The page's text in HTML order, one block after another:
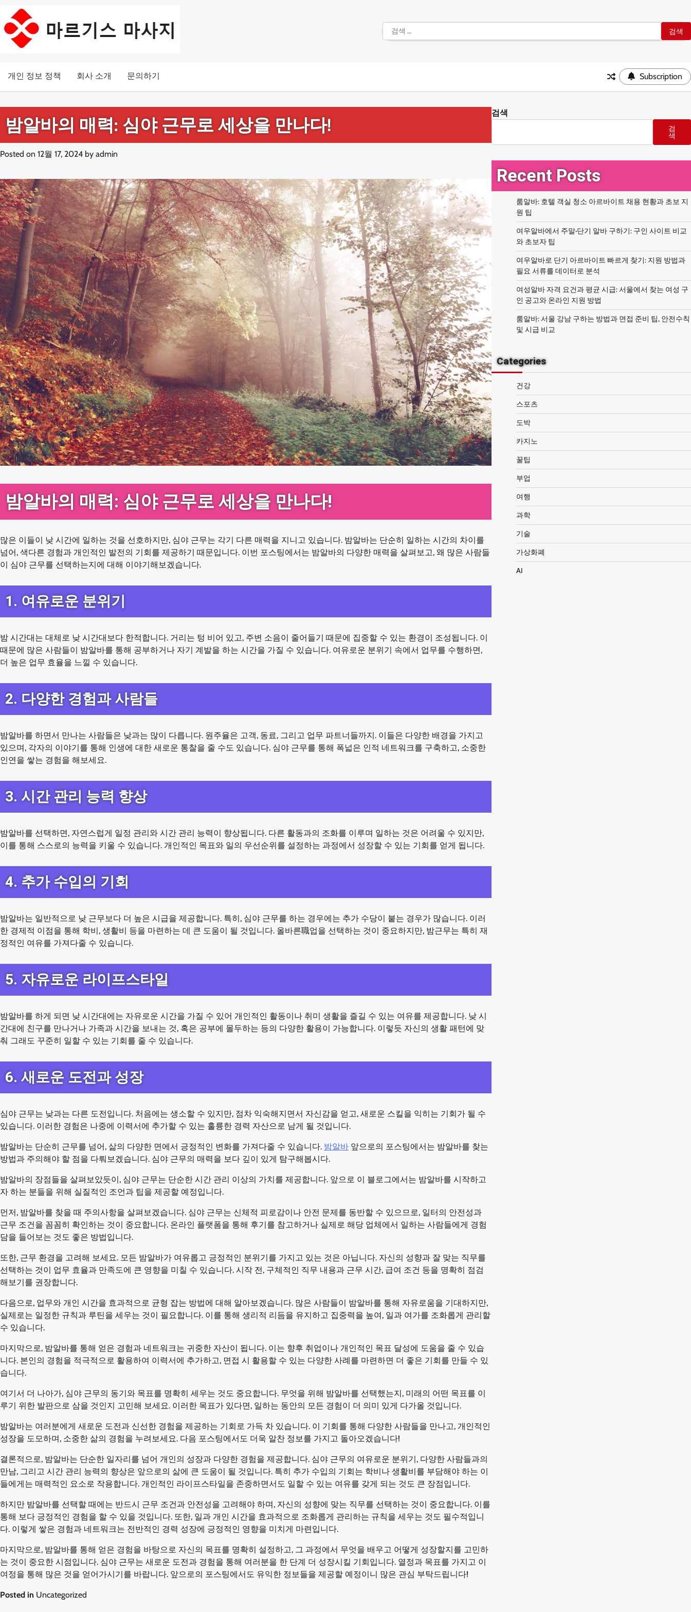
content
색:
개인 정보 정책 회사 소개 문의하기 Subscription
밤알바의 매력: 심야 근무로 세상을 만나다!
Posted on 12월 17, 2024 by admin
밤알바의 매력: 심야 근무로 세상을 만나다!
많은 이들이 낮 시간에 일하는 것을 선호하지만, 심야 근무는 각기 다른 매력을 지니고 있습니다. 밤알바는 단순히 일하는 시간의 차이를
넘어, 색다른 경험과 개인적인 발전의 기회를 제공하기 때문입니다. 이번 포스팅에서는 밤알바의 다양한 매력을 살펴보고, 왜 많은 사람들
이 심야 근무를 선택하는지에 대해 이야기해보겠습니다.
1. 여유로운 분위기
밤 시간대는 대체로 낮 시간대보다 한적합니다. 거리는 텅 비어 있고, 주변 소음이 줄어들기 때문에 집중할 수 있는 환경이 조성됩니다. 이
때문에 많은 사람들이 밤알바를 통해 공부하거나 자기 계발을 하는 시간을 가질 수 있습니다. 여유로운 분위기 속에서 업무를 수행하면,
더 높은 업무 효율을 느낄 수 있습니다.
2. 다양한 경험과 사람들
밤알바를 하면서 만나는 사람들은 낮과는 많이 다릅니다. 원주율은 고객, 동료, 그리고 업무 파트너들까지. 이들은 다양한 배경을 가지고
있으며, 각자의 이야기를 통해 인생에 대한 새로운 통찰을 줄 수도 있습니다. 심야 근무를 통해 폭넓은 인적 네트워크를 구축하고, 소중한
인연을 쌓는 경험을 해보세요.
3. 시간 관리 능력 향상
밤알바를 선택하면, 자연스럽게 일정 관리와 시간 관리 능력이 향상됩니다. 다른 활동과의 조화를 이루며 일하는 것은 어려울 수 있지만,
이를 통해 스스로의 능력을 키울 수 있습니다. 개인적인 목표와 일의 우선순위를 설정하는 과정에서 성장할 수 있는 기회를 얻게 됩니다.
4. 추가 수입의 기회
밤알바는 일반적으로 낮 근무보다 더 높은 시급을 제공합니다. 특히, 심야 근무를 하는 경우에는 추가 수당이 붙는 경우가 많습니다. 이러
한 경제적 이점을 통해 학비, 생활비 등을 마련하는 데 큰 도움이 될 것입니다. 올바른職업을 선택하는 것이 중요하지만, 밤근무는 특히 재
정적인 여유를 가져다줄 수 있습니다.
5. 자유로운 라이프스타일
밤알바를 하게 되면 낮 시간대에는 자유로운 시간을 가질 수 있어 개인적인 활동이나 취미 생활을 즐길 수 있는 여유를 제공합니다. 낮 시
간대에 친구를 만나거나 가족과 시간을 보내는 것, 혹은 공부에 몰두하는 등의 다양한 활용이 가능합니다. 이렇듯 자신의 생활 패턴에 맞
춰 그래도 꾸준히 일할 수 있는 기회를 줄 수 있습니다.
6. 새로운 도전과 성장
심야 근무는 낮과는 다른 도전입니다. 처음에는 생소할 수 있지만, 점차 익숙해지면서 자신감을 얻고, 새로운 스킬을 익히는 기회가 될 수
있습니다. 이러한 경험은 나중에 이력서에 추가할 수 있는 훌륭한 경력 자산으로 남게 될 것입니다.
밤알바는 단순히 근무를 넘어, 삶의 다양한 면에서 긍정적인 변화를 가져다줄 수 있습니다. 밤알바 앞으로의 포스팅에서는 밤알바를 찾는
방법과 주의해야 할 점을 다뤄보겠습니다. 심야 근무의 매력을 보다 깊이 있게 탐구해봅시다.
밤알바의 장점들을 살펴보았듯이, 심야 근무는 단순한 시간 관리 이상의 가치를 제공합니다. 앞으로 이 블로그에서는 밤알바를 시작하고
자 하는 분들을 위해 실질적인 조언과 팁을 제공할 예정입니다.
먼저, 밤알바를 찾을 때 주의사항을 살펴보겠습니다. 심야 근무는 신체적 피로감이나 안전 문제를 동반할 수 있으므로, 일터의 안전성과
근무 조건을 꼼꼼히 확인하는 것이 중요합니다. 온라인 플랫폼을 통해 후기를 참고하거나 실제로 해당 업체에서 일하는 사람들에게 경험
담을 들어보는 것도 좋은 방법입니다.
또한, 근무 환경을 고려해 보세요. 모든 밤알바가 여유롭고 긍정적인 분위기를 가지고 있는 것은 아닙니다. 자신의 성향과 잘 맞는 직무를
선택하는 것이 업무 효율과 만족도에 큰 영향을 미칠 수 있습니다. 시작 전, 구체적인 직무 내용과 근무 시간, 급여 조건 등을 명확히 점검
해보기를 권장합니다.
다음으로, 업무와 개인 시간을 효과적으로 균형 잡는 방법에 대해 알아보겠습니다. 많은 사람들이 밤알바를 통해 자유로움을 기대하지만,
실제로는 일정한 규칙과 루틴을 세우는 것이 필요합니다. 이를 통해 생리적 리듬을 유지하고 집중력을 높여, 일과 여가를 조화롭게 관리할
수 있습니다.
마지막으로, 밤알바를 통해 얻은 경험과 네트워크는 귀중한 자산이 됩니다. 이는 향후 취업이나 개인적인 목표 달성에 도움을 줄 수 있습
니다. 본인의 경험을 적극적으로 활용하여 이력서에 추가하고, 면접 시 활용할 수 있는 다양한 사례를 마련하면 더 좋은 기회를 만들 수 있
습니다.
여기서 더 나아가, 심야 근무의 동기와 목표를 명확히 세우는 것도 중요합니다. 무엇을 위해 밤알바를 선택했는지, 미래의 어떤 목표를 이
루기 위한 발판으로 삼을 것인지 고민해 보세요. 이러한 목표가 있다면, 일하는 동안의 모든 경험이 더 의미 있게 다가올 것입니다.
밤알바는 여러분에게 새로운 도전과 신선한 경험을 제공하는 기회로 가득 차 있습니다. 이 기회를 통해 다양한 사람들을 만나고, 개인적인
성장을 도모하며, 소중한 삶의 경험을 누려보세요. 다음 포스팅에서도 더욱 알찬 정보를 가지고 돌아오겠습니다!
결론적으로, 밤알바는 단순한 일자리를 넘어 개인의 성장과 다양한 경험을 제공합니다. 심야 근무의 여유로운 분위기, 다양한 사람들과의
만남, 그리고 시간 관리 능력의 향상은 앞으로의 삶에 큰 도움이 될 것입니다. 특히 추가 수입의 기회는 학비나 생활비를 부담해야 하는 이
들에게는 매력적인 요소로 작용합니다. 개인적인 라이프스타일을 존중하면서도 일할 수 있는 여유를 갖게 되는 것도 큰 장점입니다.
하지만 밤알바를 선택할 때에는 반드시 근무 조건과 안전성을 고려해야 하며, 자신의 성향에 맞는 직무를 선택하는 것이 중요합니다. 이를
통해 보다 긍정적인 경험을 할 수 있을 것입니다. 또한, 일과 개인 시간을 효과적으로 조화롭게 관리하는 규칙을 세우는 것도 필수적입니
다. 이렇게 쌓은 경험과 네트워크는 전반적인 경력 성장에 긍정적인 영향을 미치게 마련입니다.
마지막으로, 밤알바를 통해 얻은 경험을 바탕으로 자신의 목표를 명확히 설정하고, 그 과정에서 무엇을 배우고 어떻게 성장할지를 고민하
는 것이 중요한 시점입니다. 심야 근무는 새로운 도전과 경험을 통해 여러분을 한 단계 더 성장시킬 기회입니다. 열정과 목표를 가지고 이
여정을 통해 많은 것을 얻어가시기를 바랍니다. 앞으로의 포스팅에서도 유익한 정보들을 제공할 예정이니 많은 관심 부탁드립니다!
Posted in Uncategorized
검색
검
색
Recent Posts
룸알바: 호텔 객실 청소 아르바이트 채용 현황과 초보 지
원 팁
여우알바에서 주말·단기 알바 구하기: 구인 사이트 비교
와 초보자 팁
여우알바로 단기 아르바이트 빠르게 찾기: 지원 방법과
필요 서류를 데이터로 분석
여성알바 자격 요건과 평균 시급: 서울에서 찾는 여성 구
인 공고와 온라인 지원 방법
룸알바: 서울 강남 구하는 방법과 면접 준비 팁, 안전수칙
및 시급 비교
Categories
건강
스포츠
도박
카지노
꿀팁
부업
여행
과학
기술
가상화폐
AI